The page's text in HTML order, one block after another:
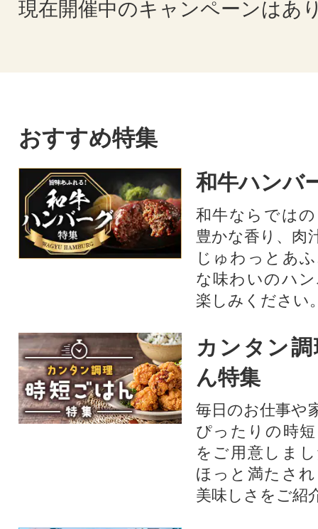
現在開催中のキャンペーンはあ
おすすめ特集
和牛ハンバ
和牛ならでは
豊かな香り、肉
じゅわっとあ
な味わいのハ
楽しみください
カンタン
ん特集
毎日のお仕事や
ぴったりの時
をご用意しま
ほっと満たさ
美味しさをご紹